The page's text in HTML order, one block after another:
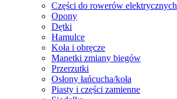
Części do rowerów elektrycznych
Opony
Dętki
Hamulce
Koła i obręcze
Manetki zmiany biegów
Przerzutki
Osłony łańcucha/koła
Piasty i części zamienne